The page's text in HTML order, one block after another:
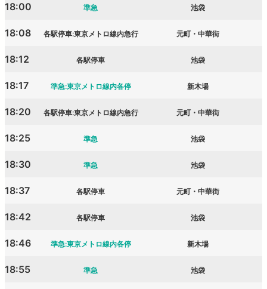
18:00 準急 池袋
18:08 各駅停車:東京メトロ線内急行 元町・中華街
18:12 各駅停車 池袋
18:17 準急:東京メトロ線内各停 新木場
18:20 各駅停車:東京メトロ線内急行 元町・中華街
18:25 準急 池袋
18:30 準急 池袋
18:37 各駅停車 元町・中華街
18:42 各駅停車 池袋
18:46 準急:東京メトロ線内各停 新木場
18:55 準急 池袋